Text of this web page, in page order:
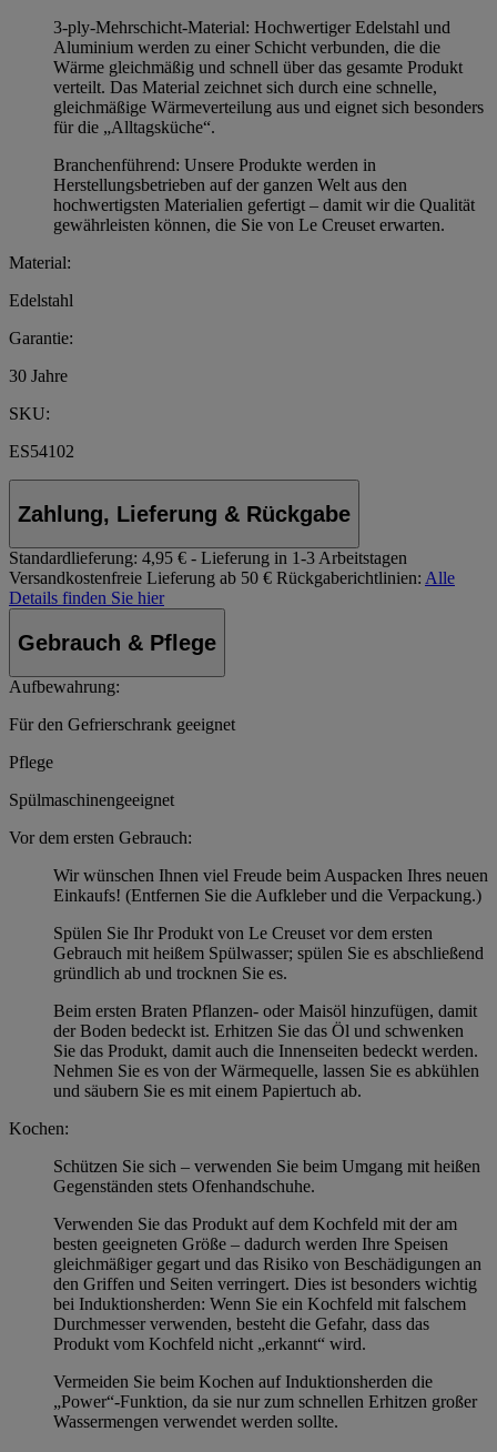
3-ply-Mehrschicht-Material: Hochwertiger Edelstahl und
Aluminium werden zu einer Schicht verbunden, die die
Wärme gleichmäßig und schnell über das gesamte Produkt
verteilt. Das Material zeichnet sich durch eine schnelle,
gleichmäßige Wärmeverteilung aus und eignet sich besonders
für die „Alltagsküche“.
Branchenführend: Unsere Produkte werden in
Herstellungsbetrieben auf der ganzen Welt aus den
hochwertigsten Materialien gefertigt – damit wir die Qualität
gewährleisten können, die Sie von Le Creuset erwarten.
Material:
Edelstahl
Garantie:
30 Jahre
SKU:
ES54102
Zahlung, Lieferung & Rückgabe
Standardlieferung: 4,95 € - Lieferung in 1-3 Arbeitstagen
Versandkostenfreie Lieferung ab 50 € Rückgaberichtlinien: Alle
Details finden Sie hier
Gebrauch & Pflege
Aufbewahrung:
Für den Gefrierschrank geeignet
Pflege
Spülmaschinengeeignet
Vor dem ersten Gebrauch:
Wir wünschen Ihnen viel Freude beim Auspacken Ihres neuen
Einkaufs! (Entfernen Sie die Aufkleber und die Verpackung.)
Spülen Sie Ihr Produkt von Le Creuset vor dem ersten
Gebrauch mit heißem Spülwasser; spülen Sie es abschließend
gründlich ab und trocknen Sie es.
Beim ersten Braten Pflanzen- oder Maisöl hinzufügen, damit
der Boden bedeckt ist. Erhitzen Sie das Öl und schwenken
Sie das Produkt, damit auch die Innenseiten bedeckt werden.
Nehmen Sie es von der Wärmequelle, lassen Sie es abkühlen
und säubern Sie es mit einem Papiertuch ab.
Kochen:
Schützen Sie sich – verwenden Sie beim Umgang mit heißen
Gegenständen stets Ofenhandschuhe.
Verwenden Sie das Produkt auf dem Kochfeld mit der am
besten geeigneten Größe – dadurch werden Ihre Speisen
gleichmäßiger gegart und das Risiko von Beschädigungen an
den Griffen und Seiten verringert. Dies ist besonders wichtig
bei Induktionsherden: Wenn Sie ein Kochfeld mit falschem
Durchmesser verwenden, besteht die Gefahr, dass das
Produkt vom Kochfeld nicht „erkannt“ wird.
Vermeiden Sie beim Kochen auf Induktionsherden die
„Power“-Funktion, da sie nur zum schnellen Erhitzen großer
Wassermengen verwendet werden sollte.